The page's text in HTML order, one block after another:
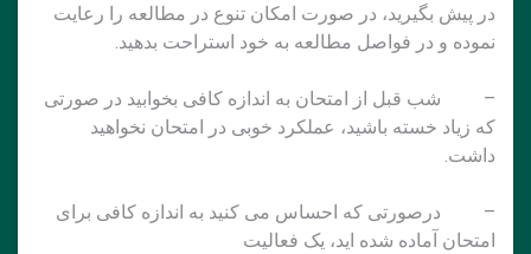
در پیش بگیرید، در صورت امکان تنوع در مطالعه را رعایت
نموده و در فواصل مطالعه به خود استراحت بدهید.
– شب قبل از امتحان به اندازه کافی بخوابید در صورتی
که زیاد خسته باشید، عملکرد خوبی در امتحان نخواهید
داشت.
– درصورتی که احساس می کنید به اندازه کافی برای
امتحان آماده شده اید، یک فعالیت